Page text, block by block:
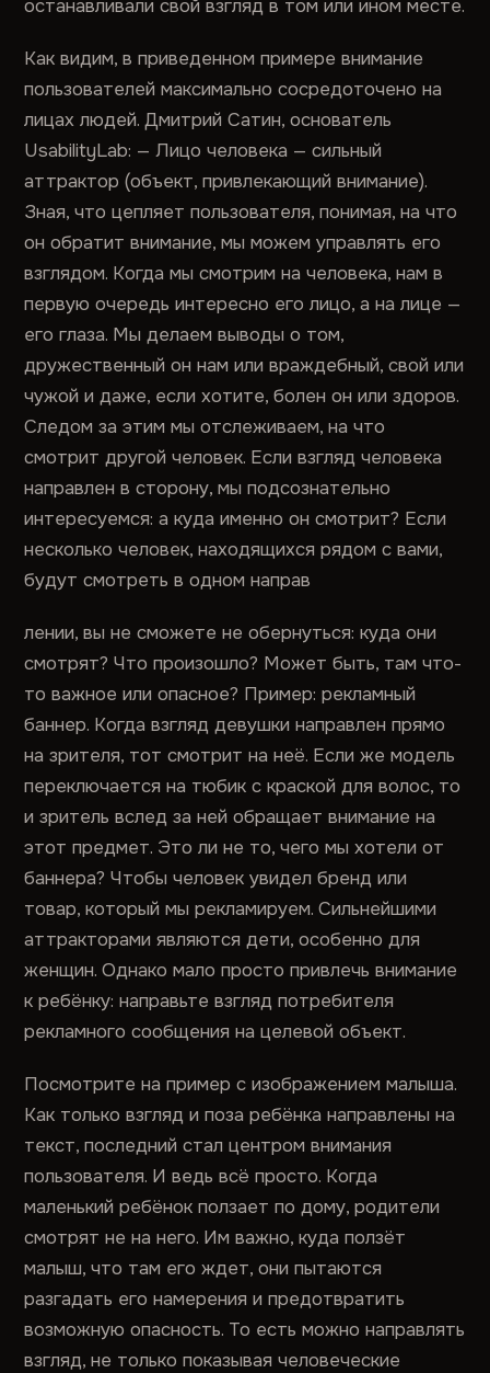
останавливали свой взгляд в том или ином месте.
Как видим, в приведенном примере внимание
пользователей максимально сосредоточено на
лицах людей. Дмитрий Сатин, основатель
UsabilityLab: — Лицо человека — сильный
аттрактор (объект, привлекающий внимание).
Зная, что цепляет пользователя, понимая, на что
он обратит внимание, мы можем управлять его
взглядом. Когда мы смотрим на человека, нам в
первую очередь интересно его лицо, а на лице —
его глаза. Мы делаем выводы о том,
дружественный он нам или враждебный, свой или
чужой и даже, если хотите, болен он или здоров.
Следом за этим мы отслеживаем, на что
смотрит другой человек. Если взгляд человека
направлен в сторону, мы подсознательно
интересуемся: а куда именно он смотрит? Если
несколько человек, находящихся рядом с вами,
будут смотреть в одном направ
лении, вы не сможете не обернуться: куда они
смотрят? Что произошло? Может быть, там что-
то важное или опасное? Пример: рекламный
баннер. Когда взгляд девушки направлен прямо
на зрителя, тот смотрит на неё. Если же модель
переключается на тюбик с краской для волос, то
и зритель вслед за ней обращает внимание на
этот предмет. Это ли не то, чего мы хотели от
баннера? Чтобы человек увидел бренд или
товар, который мы рекламируем. Сильнейшими
аттракторами являются дети, особенно для
женщин. Однако мало просто привлечь внимание
к ребёнку: направьте взгляд потребителя
рекламного сообщения на целевой объект.
Посмотрите на пример с изображением малыша.
Как только взгляд и поза ребёнка направлены на
текст, последний стал центром внимания
пользователя. И ведь всё просто. Когда
маленький ребёнок ползает по дому, родители
смотрят не на него. Им важно, куда ползёт
малыш, что там его ждет, они пытаются
разгадать его намерения и предотвратить
возможную опасность. То есть можно направлять
взгляд, не только показывая человеческие